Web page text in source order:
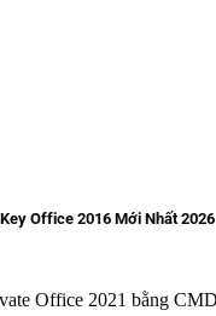
Office 2016 Mới Nhất 2026